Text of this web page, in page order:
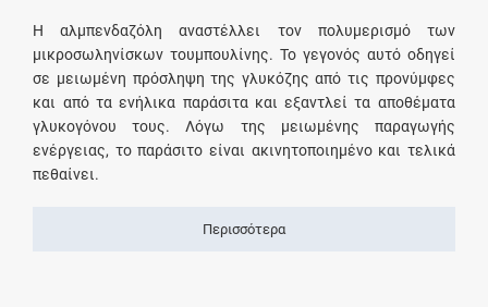
Η αλμπενδαζόλη αναστέλλει τον πολυμερισμό των
μικροσωληνίσκων τουμπουλίνης. Το γεγονός αυτό οδηγεί
σε μειωμένη πρόσληψη της γλυκόζης από τις προνύμφες
και από τα ενήλικα παράσιτα και εξαντλεί τα αποθέματα
γλυκογόνου τους. Λόγω της μειωμένης παραγωγής
ενέργειας, το παράσιτο είναι ακινητοποιημένο και τελικά
πεθαίνει.
Περισσότερα